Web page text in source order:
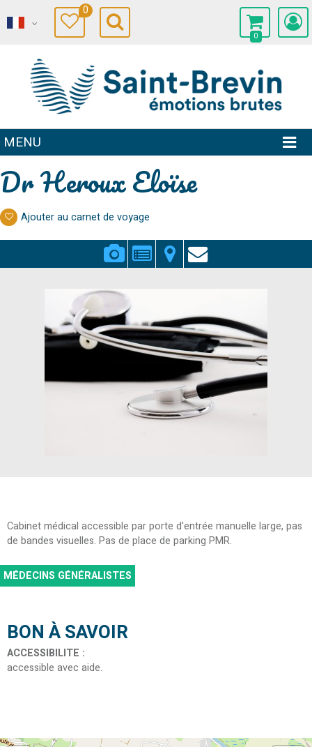
0
0
MENU
Dr Heroux Eloïse
Ajouter au carnet de voyage
Cabinet médical accessible par porte d'entrée manuelle large, pas
de bandes visuelles. Pas de place de parking PMR.
MÉDECINS GÉNÉRALISTES
BON À SAVOIR
ACCESSIBILITE :
accessible avec aide